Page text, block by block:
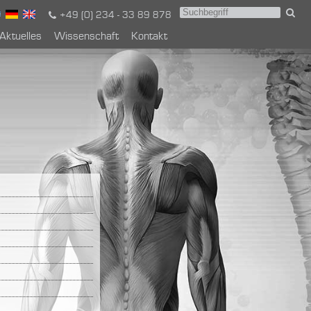
+49 (0) 234 - 33 89 878
Aktuelles Wissenschaft Kontakt